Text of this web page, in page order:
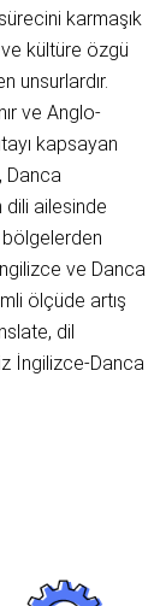
karmaşık
kültüre özgü
ve Anglo-
kapsayan
Danca
dili ailesinde
ve Danca
ölçüde artış
dil
İngilizce-Danca